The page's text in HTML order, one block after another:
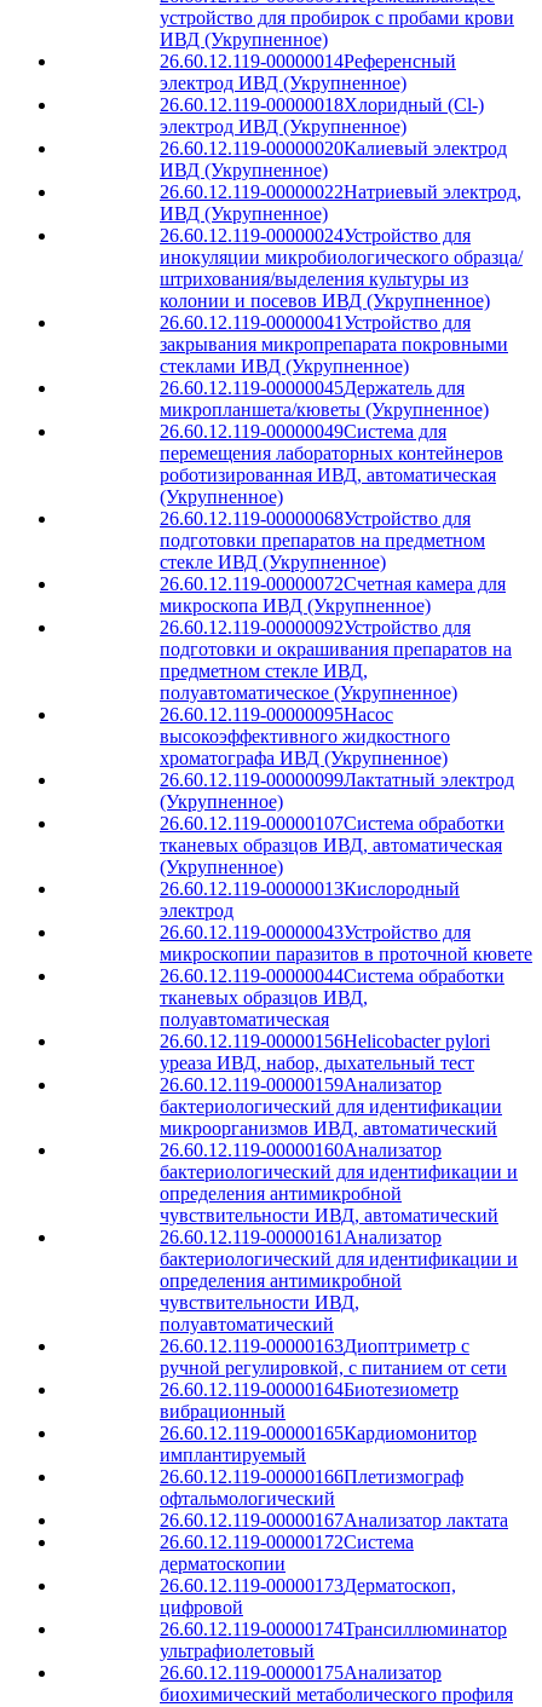
устройство для пробирок с пробами крови
ИВД (Укрупненное)
26.60.12.119-00000014Референсный
электрод ИВД (Укрупненное)
26.60.12.119-00000018Хлоридный (Cl-)
электрод ИВД (Укрупненное)
26.60.12.119-00000020Калиевый электрод
ИВД (Укрупненное)
26.60.12.119-00000022Натриевый электрод,
ИВД (Укрупненное)
26.60.12.119-00000024Устройство для
инокуляции микробиологического образца/
штрихования/выделения культуры из
колонии и посевов ИВД (Укрупненное)
26.60.12.119-00000041Устройство для
закрывания микропрепарата покровными
стеклами ИВД (Укрупненное)
26.60.12.119-00000045Держатель для
микропланшета/кюветы (Укрупненное)
26.60.12.119-00000049Система для
перемещения лабораторных контейнеров
роботизированная ИВД, автоматическая
(Укрупненное)
26.60.12.119-00000068Устройство для
подготовки препаратов на предметном
стекле ИВД (Укрупненное)
26.60.12.119-00000072Счетная камера для
микроскопа ИВД (Укрупненное)
26.60.12.119-00000092Устройство для
подготовки и окрашивания препаратов на
предметном стекле ИВД,
полуавтоматическое (Укрупненное)
26.60.12.119-00000095Насос
высокоэффективного жидкостного
хроматографа ИВД (Укрупненное)
26.60.12.119-00000099Лактатный электрод
(Укрупненное)
26.60.12.119-00000107Система обработки
тканевых образцов ИВД, автоматическая
(Укрупненное)
26.60.12.119-00000013Кислородный
электрод
26.60.12.119-00000043Устройство для
микроскопии паразитов в проточной кювете
26.60.12.119-00000044Система обработки
тканевых образцов ИВД,
полуавтоматическая
26.60.12.119-00000156Helicobacter pylori
уреаза ИВД, набор, дыхательный тест
26.60.12.119-00000159Анализатор
бактериологический для идентификации
микроорганизмов ИВД, автоматический
26.60.12.119-00000160Анализатор
бактериологический для идентификации и
определения антимикробной
чувствительности ИВД, автоматический
26.60.12.119-00000161 Анализатор
бактериологический для идентификации и
определения антимикробной
чувствительности ИВД,
полуавтоматический
26.60.12.119-00000163Диоптриметр с
ручной регулировкой, с питанием от сети
26.60.12.119-00000164Биотезиометр
вибрационный
26.60.12.119-00000165Кардиомонитор
имплантируемый
26.60.12.119-00000166Плетизмограф
офтальмологический
26.60.12.119-00000167Анализатор лактата
26.60.12.119-00000172Система
дерматоскопии
26.60.12.119-00000173Дерматоскоп,
цифровой
26.60.12.119-00000174Трансиллюминатор
ультрафиолетовый
26.60.12.119-00000175Анализатор
биохимический метаболического профиля